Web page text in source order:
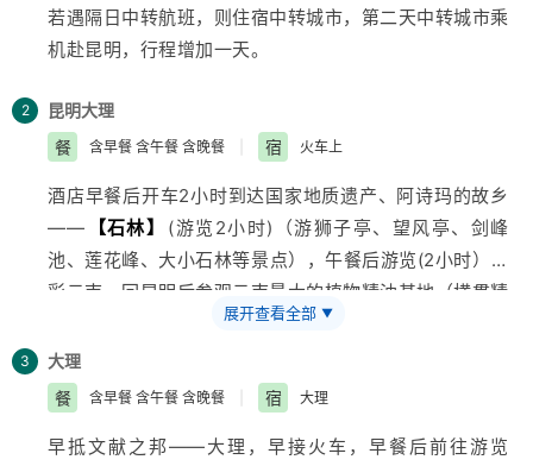
若遇隔日中转航班，则住宿中转城市，第二天中转城市乘
机赴昆明，行程增加一天。
2 昆明大理
餐
含早餐 含午餐 含晚餐 宿 火车上
酒店早餐后开车2小时到达国家地质遗产、阿诗玛的故乡
——
【石林】
(游览2小时)（游狮子亭、望风亭、剑峰
池、莲花峰、大小石林等景点），午餐后游览(2小时）七
彩 云南 ，回昆明后参观云南最大的植物精油基地（横贯精
油体验时间60分钟），晚火车（23：点火车）去大理
（早7点左右抵达）
展开查看全部 ▼
3
大理
餐
含早餐 含午餐 含晚餐 宿 大理
早抵文献之邦——大理，早接火车，早餐后前往游览